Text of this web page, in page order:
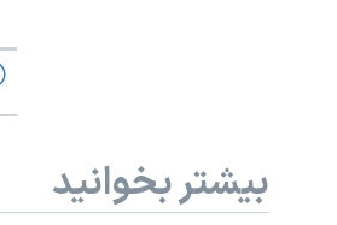
بیشتر بخوانید